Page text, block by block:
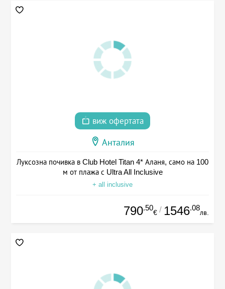
виж офертата
Анталия
Луксозна почивка в Club Hotel Titan 4* Аланя, само на 100
м от плажа с Ultra All Inclusive
+ all inclusive
790.50
€ / 1546.08
лв.